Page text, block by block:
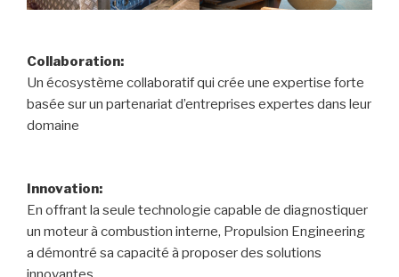
Collaboration:
Un écosystème collaboratif qui crée une expertise forte
basée sur un partenariat d’entreprises expertes dans leur
domaine
Innovation:
En offrant la seule technologie capable de diagnostiquer
un moteur à combustion interne, Propulsion Engineering
a démontré sa capacité à proposer des solutions